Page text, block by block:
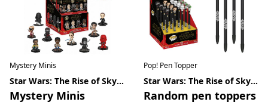
Mystery Minis
Star Wars: The Rise of Skywalker
Mystery Minis
Pop! Pen Topper
Star Wars: The Rise of Skywalker
Random pen toppers